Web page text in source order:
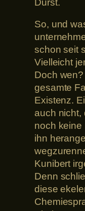
So, und
schon seit
Vielleicht
Doch
gesamte
Existenz.
auch nicht,
noch keine
ihn
Kunibert
Denn
diese